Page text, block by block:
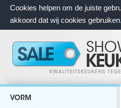
Cookies helpen om de juiste
akkoord dat wij cookies gebruiken.
VORM